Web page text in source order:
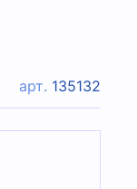
арт. 135132